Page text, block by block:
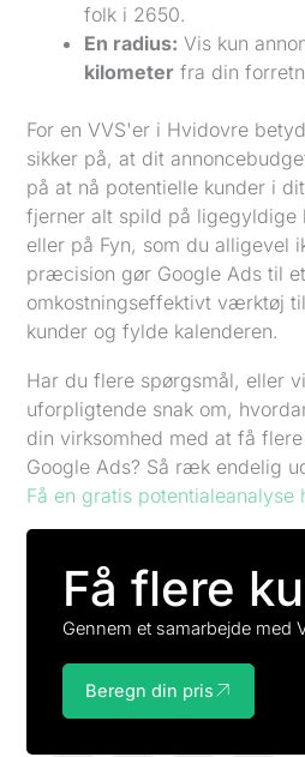
folk i 2650.
En radius: Vis kun
kilometer fra din
For en VVS'er i Hvidovre
sikker på, at dit
på at nå potentielle kunder i
fjerner alt spild på ligegyldige
eller på Fyn, som du alligevel
præcision gør Google Ads til
omkostningseffektivt værktøj
kunder og fylde kalenderen.
Har du flere spørgsmål, eller
uforpligtende snak om,
din virksomhed med at få
Google Ads? Så ræk endelig
Få en gratis potentialeanalyse
Få flere
Gennem et samarbejde med
Beregn din pris